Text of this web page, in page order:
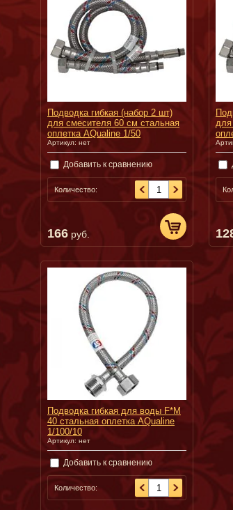
Подводка гибкая (набор 2 шт)
для смесителя 60 см cтальная
оплетка AQualine 1/50
Артикул: нет
Добавить к сравнению
Количество:
166 руб.
для
Подводка гибкая для воды F*M
40 cтальная оплетка AQualine
1/100/10
Артикул: нет
Добавить к сравнению
Количество: